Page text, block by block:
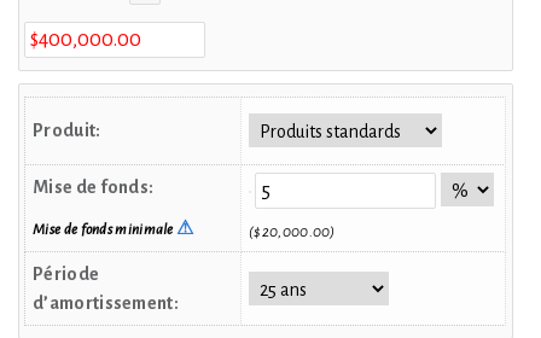
Produit:
Mise de fonds:
Mise de fonds minimale ⚠ ($20,000.00)
Période
d’amortissement: